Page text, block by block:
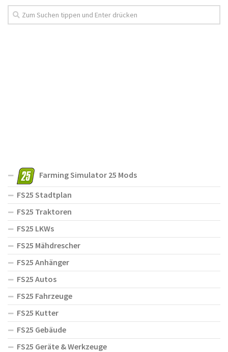
Farming Simulator 25 Mods
FS25 Stadtplan
FS25 Traktoren
FS25 LKWs
FS25 Mähdrescher
FS25 Anhänger
FS25 Autos
FS25 Fahrzeuge
FS25 Kutter
FS25 Gebäude
FS25 Geräte & Werkzeuge